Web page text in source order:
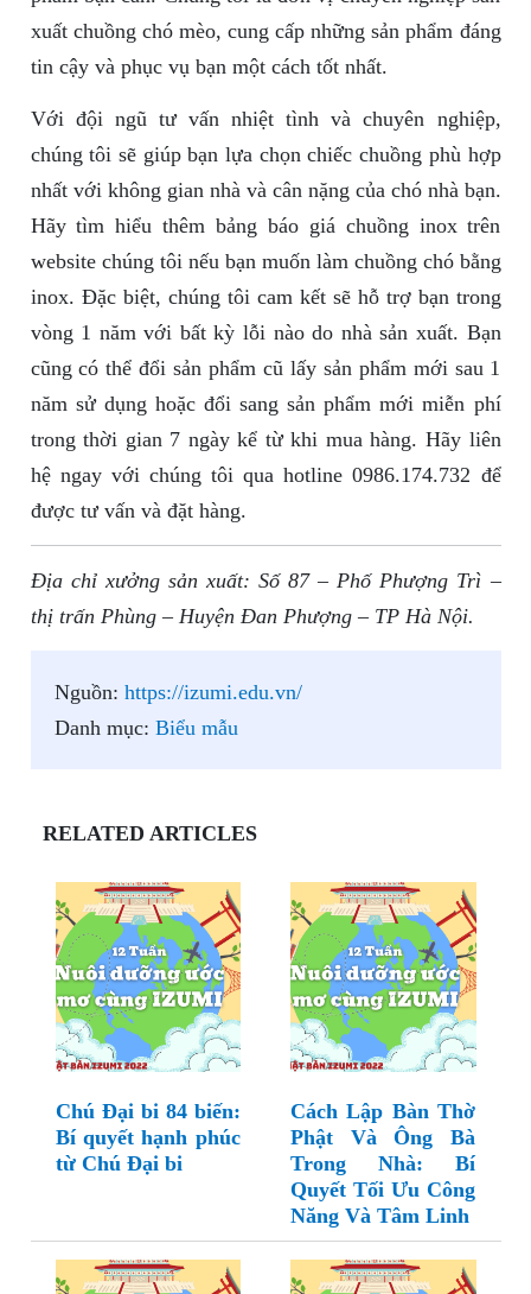
xuất chuồng chó mèo, cung cấp những sản phẩm đáng
tin cậy và phục vụ bạn một cách tốt nhất.
Với đội ngũ tư vấn nhiệt tình và chuyên nghiệp,
chúng tôi sẽ giúp bạn lựa chọn chiếc chuồng phù hợp
nhất với không gian nhà và cân nặng của chó nhà bạn.
Hãy tìm hiểu thêm bảng báo giá chuồng inox trên
website chúng tôi nếu bạn muốn làm chuồng chó bằng
inox. Đặc biệt, chúng tôi cam kết sẽ hỗ trợ bạn trong
vòng 1 năm với bất kỳ lỗi nào do nhà sản xuất. Bạn
cũng có thể đổi sản phẩm cũ lấy sản phẩm mới sau 1
năm sử dụng hoặc đổi sang sản phẩm mới miễn phí
trong thời gian 7 ngày kể từ khi mua hàng. Hãy liên
hệ ngay với chúng tôi qua hotline 0986.174.732 để
được tư vấn và đặt hàng.
Địa chỉ xưởng sản xuất: Số 87 – Phố Phượng Trì –
thị trấn Phùng – Huyện Đan Phượng – TP Hà Nội.
Nguồn: https://izumi.edu.vn/
Danh mục: Biểu mẫu
RELATED ARTICLES
Chú Đại bi 84 biến:
Bí quyết hạnh phúc
từ Chú Đại bi
Cách Lập Bàn Thờ
Phật Và Ông Bà
Trong Nhà: Bí
Quyết Tối Ưu Công
Năng Và Tâm Linh